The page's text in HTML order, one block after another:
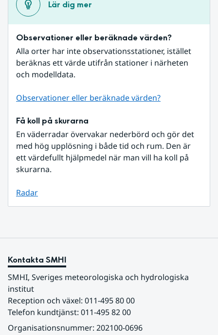
Lär dig mer
Observationer eller beräknade värden?
Alla orter har inte observationsstationer, istället
beräknas ett värde utifrån stationer i närheten
och modelldata.
Observationer eller beräknade värden?
Få koll på skurarna
En väderradar övervakar nederbörd och gör det
med hög upplösning i både tid och rum. Den är
ett värdefullt hjälpmedel när man vill ha koll på
skurarna.
Radar
Kontakta SMHI
SMHI, Sveriges meteorologiska och hydrologiska
institut
Reception och växel: 011-495 80 00
Telefon kundtjänst: 011-495 82 00
Organisationsnummer: 202100-0696